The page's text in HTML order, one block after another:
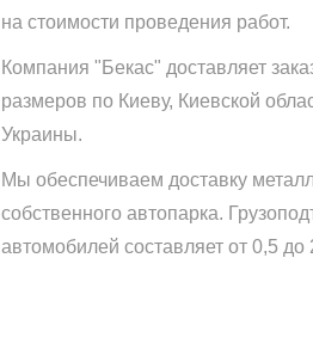
на стоимости проведения работ.
Компания "Бекас" доставляет
размеров по Киеву, Киевской
Украины.
Мы обеспечиваем доставку
собственного автопарка.
автомобилей составляет от 0,5 до